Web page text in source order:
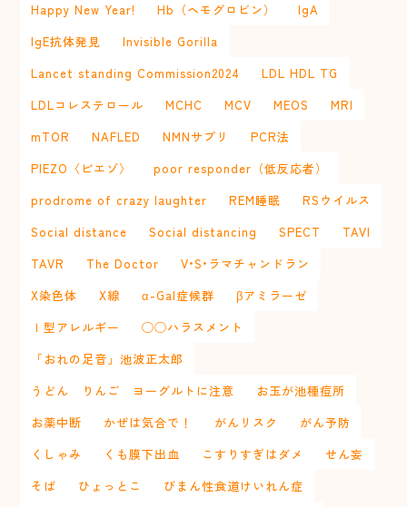
Happy New Year!
Hb（ヘモグロビン）
IgA
IgE抗体発見
Invisible Gorilla
Lancet standing Commission2024
LDL HDL TG
LDLコレステロール
MCHC MCV MEOS
MRI
mTOR
NAFLED NMNサプリ
PCR法
PIEZO〈ピエゾ〉
poor responder（低反応者）
prodrome of crazy laughter
REM睡眠
RSウイルス
Social distance
Social distancing SPECT
TAVI
TAVR
The Doctor
V•S•ラマチャンドラン
X染色体
X線 α-Gal症候群
βアミラーゼ
Ⅰ型アレルギー
◯◯ハラスメント
「おれの足音」池波正太郎
うどん りんご ヨーグルトに注意
お玉が池種痘所
お薬中断
かぜは気合で！ がんリスク
がん予防
くしゃみ
くも膜下出血 こすりすぎはダメ
せん妄
そば
ひょっとこ
びまん性食道けいれん症